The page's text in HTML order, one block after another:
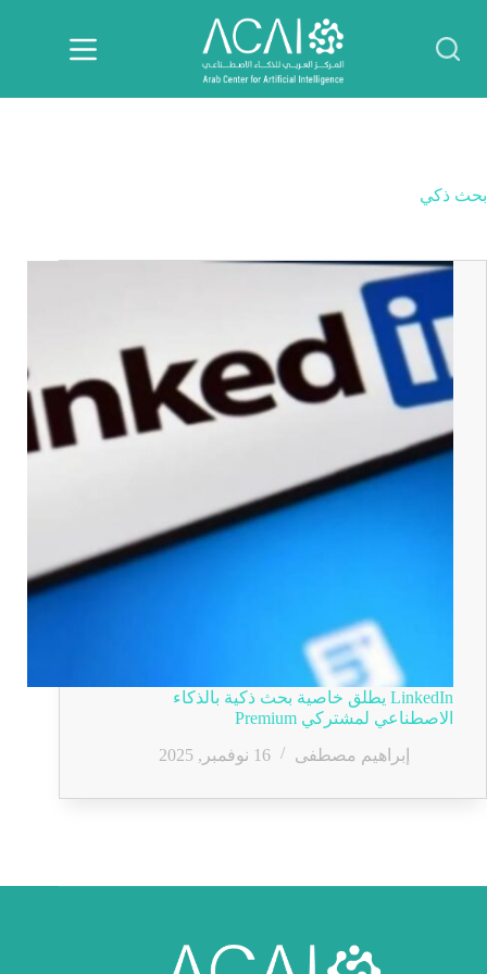
المحتوى
بحث ذكي
LinkedIn يطلق خاصية بحث ذكية بالذكاء
الاصطناعي لمشتركي Premium
إبراهيم مصطفى
16 نوفمبر, 2025